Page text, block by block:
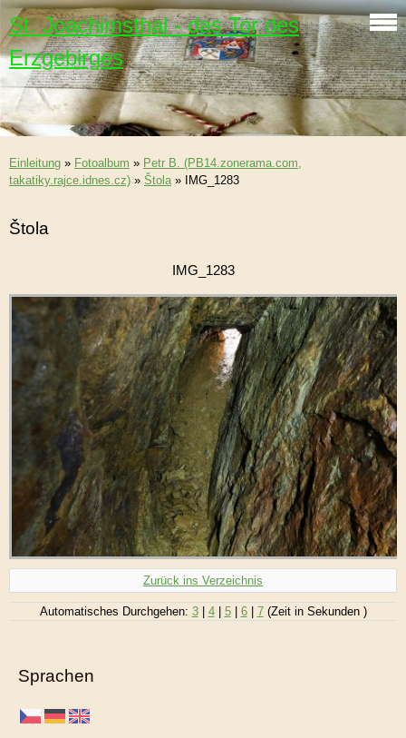
St. Joachimsthal - das Tor des
Erzgebirges
Einleitung » Fotoalbum » Petr B. (PB14.zonerama.com,
takatiky.rajce.idnes.cz) » Štola» IMG_1283
Štola
IMG_1283
Zurück ins Verzeichnis
Automatisches Durchgehen: 3| 4| 5| 6| 7(Zeit in Sekunden )
Sprachen